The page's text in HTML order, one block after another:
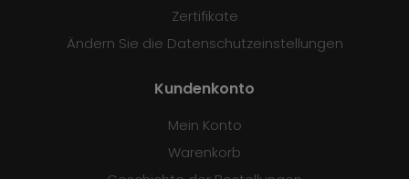
Zertifikate
Ändern Sie die Datenschutzeinstellungen
Kundenkonto
Mein Konto
Warenkorb